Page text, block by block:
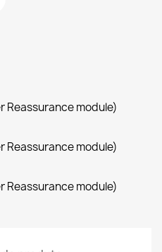
Reassurance module)
Reassurance module)
Reassurance module)